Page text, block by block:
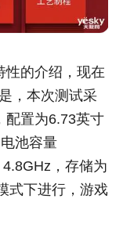
的介绍，现在
，本次测试采
配置为6.73英寸
池容量
，存储为
式下进行，游戏